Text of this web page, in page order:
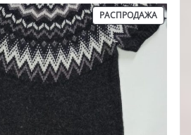
РАСПРОДАЖА
ТОВАР